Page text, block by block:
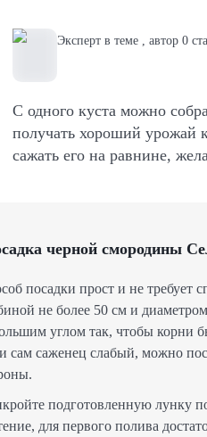
Эксперт в теме , автор 0
С одного куста можно
получать хороший урожай
сажать его на равнине,
черной смородины
посадки прост и не требует
не более 50 см и
углом так, чтобы корни
сам саженец слабый, можно
подготовленную лунку
для первого полива